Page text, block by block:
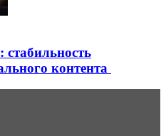
контента